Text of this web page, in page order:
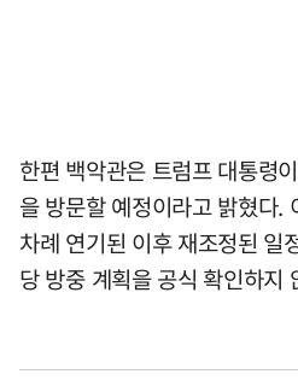
한편 백악관은 트럼프 대통령
을 방문할 예정이라고 밝혔다.
차례 연기된 이후 재조정된 일
당 방중 계획을 공식 확인하지